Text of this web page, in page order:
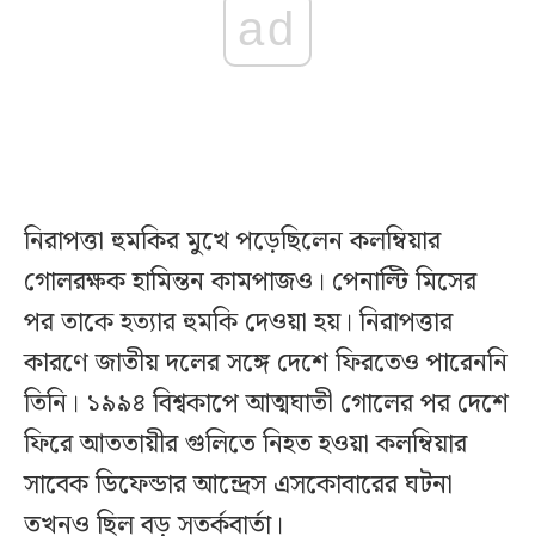
ad
নিরাপত্তা হুমকির মুখে পড়েছিলেন কলম্বিয়ার
গোলরক্ষক হামিন্তন কামপাজও। পেনাল্টি মিসের
পর তাকে হত্যার হুমকি দেওয়া হয়। নিরাপত্তার
কারণে জাতীয় দলের সঙ্গে দেশে ফিরতেও পারেননি
তিনি। ১৯৯৪ বিশ্বকাপে আত্মঘাতী গোলের পর দেশে
ফিরে আততায়ীর গুলিতে নিহত হওয়া কলম্বিয়ার
সাবেক ডিফেন্ডার আন্দ্রেস এসকোবারের ঘটনা
তখনও ছিল বড় সতর্কবার্তা।